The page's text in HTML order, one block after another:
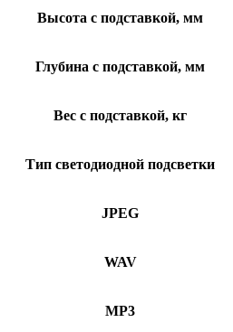
Высота с подставкой, мм
Глубина с подставкой, мм
Вес с подставкой, кг
Тип светодиодной подсветки
JPEG
WAV
MP3